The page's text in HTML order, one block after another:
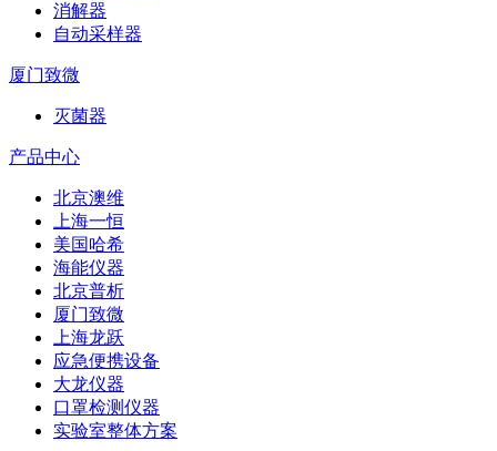
消解器
自动采样器
厦门致微
灭菌器
产品中心
北京澳维
上海一恒
美国哈希
海能仪器
北京普析
厦门致微
上海龙跃
应急便携设备
大龙仪器
口罩检测仪器
实验室整体方案